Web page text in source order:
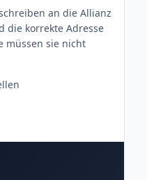
an die Allianz
die korrekte Adresse
müssen sie nicht